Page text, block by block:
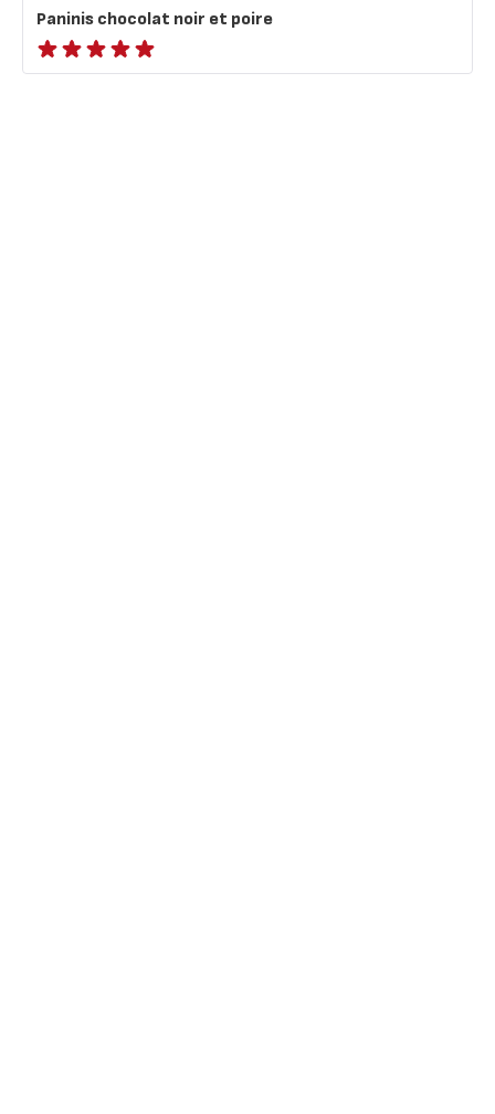
Paninis chocolat noir et poire
ratings.NaN